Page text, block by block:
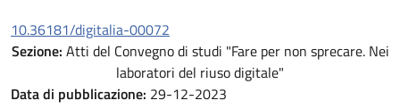
10.36181/digitalia-00072
Sezione: Atti del Convegno di studi "Fare per non sprecare. Nei
laboratori del riuso digitale"
Data di pubblicazione: 29-12-2023